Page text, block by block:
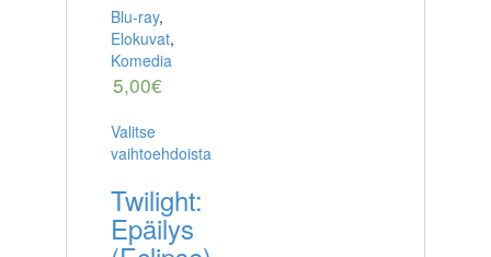
Blu-ray,
Elokuvat,
Komedia
5,00€
Valitse
vaihtoehdoista
Twilight:
Epäilys